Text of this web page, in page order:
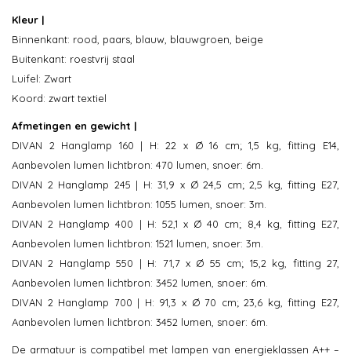
Kleur |
Binnenkant: rood, paars, blauw, blauwgroen, beige
Buitenkant: roestvrij staal
Luifel: Zwart
Koord: zwart textiel
Afmetingen en gewicht |
DIVAN 2 Hanglamp 160 | H: 22 x Ø 16 cm; 1,5 kg, fitting E14,
Aanbevolen lumen lichtbron: 470 lumen, snoer: 6m.
DIVAN 2 Hanglamp 245 | H: 31,9 x Ø 24,5 cm; 2,5 kg, fitting E27,
Aanbevolen lumen lichtbron: 1055 lumen, snoer: 3m.
DIVAN 2 Hanglamp 400 | H: 52,1 x Ø 40 cm; 8,4 kg, fitting E27,
Aanbevolen lumen lichtbron: 1521 lumen, snoer: 3m.
DIVAN 2 Hanglamp 550 | H: 71,7 x Ø 55 cm; 15,2 kg, fitting 27,
Aanbevolen lumen lichtbron: 3452 lumen, snoer: 6m.
DIVAN 2 Hanglamp 700 | H: 91,3 x Ø 70 cm; 23,6 kg, fitting E27,
Aanbevolen lumen lichtbron: 3452 lumen, snoer: 6m.
De armatuur is compatibel met lampen van energieklassen A++ –